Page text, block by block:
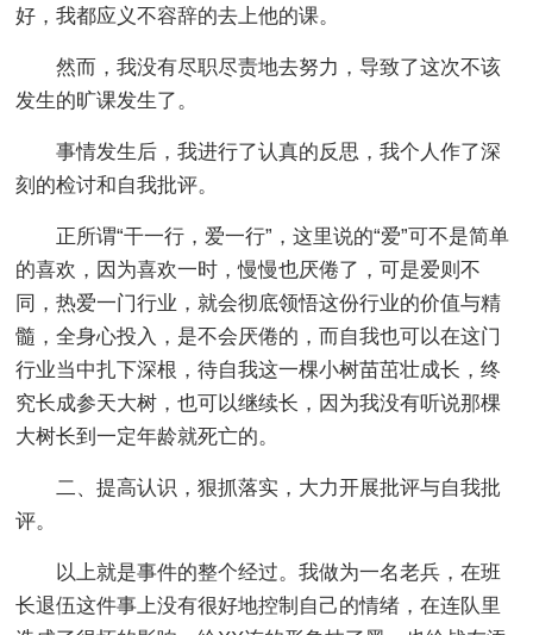
好，我都应义不容辞的去上他的课。
然而，我没有尽职尽责地去努力，导致了这次不该
发生的旷课发生了。
事情发生后，我进行了认真的反思，我个人作了深
刻的检讨和自我批评。
正所谓“干一行，爱一行”，这里说的“爱”可不是简单
的喜欢，因为喜欢一时，慢慢也厌倦了，可是爱则不
同，热爱一门行业，就会彻底领悟这份行业的价值与精
髓，全身心投入，是不会厌倦的，而自我也可以在这门
行业当中扎下深根，待自我这一棵小树苗茁壮成长，终
究长成参天大树，也可以继续长，因为我没有听说那棵
大树长到一定年龄就死亡的。
二、提高认识，狠抓落实，大力开展批评与自我批
评。
以上就是事件的整个经过。我做为一名老兵，在班
长退伍这件事上没有很好地控制自己的情绪，在连队里